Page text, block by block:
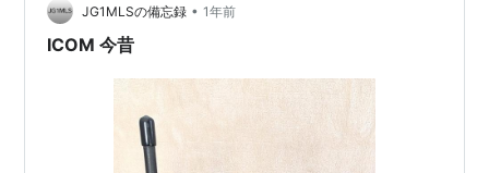
JG1MLSの備忘録 • 1年前
ICOM 今昔